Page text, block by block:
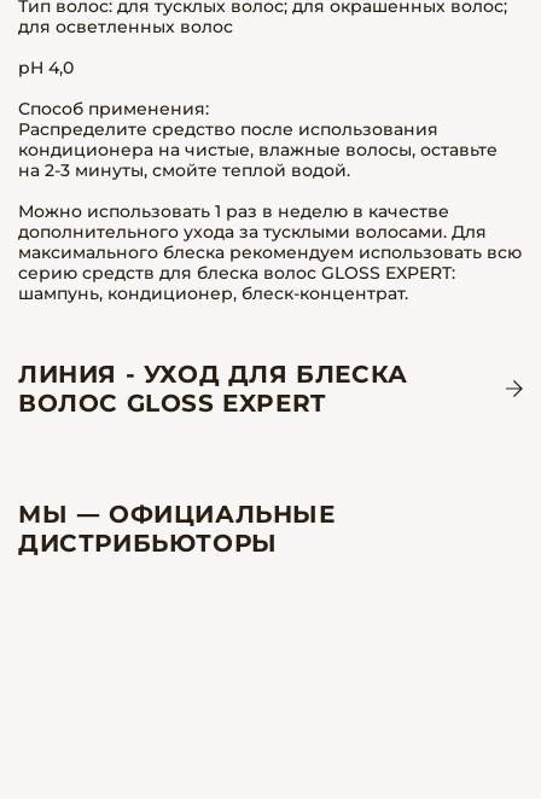
Тип волос: для тусклых волос; для окрашенных волос;
для осветленных волос
pH 4,0
Способ применения:
Распределите средство после использования
кондиционера на чистые, влажные волосы, оставьте
на 2-3 минуты, смойте теплой водой.
Можно использовать 1 раз в неделю в качестве
дополнительного ухода за тусклыми волосами. Для
максимального блеска рекомендуем использовать всю
серию средств для блеска волос GLOSS EXPERT:
шампунь, кондиционер, блеск-концентрат.
ЛИНИЯ - УХОД ДЛЯ БЛЕСКА
ВОЛОС GLOSS EXPERT
МЫ — ОФИЦИАЛЬНЫЕ
ДИСТРИБЬЮТОРЫ